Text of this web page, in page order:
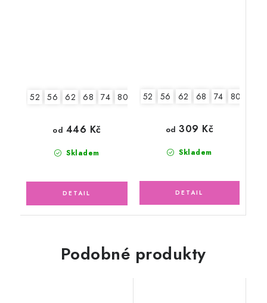
52 56 62 68 74 80
Skladem
od 446 Kč
52 56 62 68 74 80
Skladem
od 309 Kč
Podobné produkty